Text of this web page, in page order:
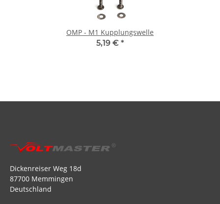
OMP - M1 Kupplungswelle
5,19 € *
Dickenreiser Weg 18d
87700 Memmingen
Deutschland